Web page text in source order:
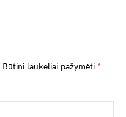
Būtini laukeliai pažymėti *